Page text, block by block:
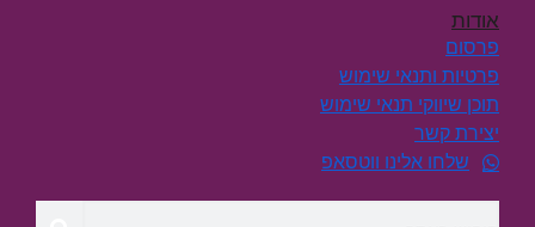
אודות
פרסום
פרטיות ותנאי שימוש
תוכן שיווקי תנאי שימוש
יצירת קשר
שלחו אלינו ווטסאפ